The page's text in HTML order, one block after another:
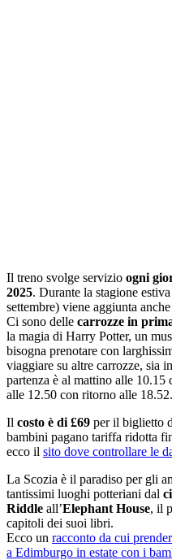
Il treno svolge servizio ogni
2025. Durante la stagione
settembre) viene aggiunta
Ci sono delle carrozze in
la magia di Harry Potter, un
bisogna prenotare con
viaggiare su altre carrozze, sia
partenza è al mattino alle
alle 12.50 con ritorno alle 18.52.
Il costo è di £69 per il biglietto
bambini pagano tariffa ridotta
ecco il sito dove controllare le
La Scozia è il paradiso per gli
tantissimi luoghi potteriani dal
Riddle all’Elephant House, il
capitoli dei suoi libri.
Ecco un racconto da cui
a Edimburgo in estate con i